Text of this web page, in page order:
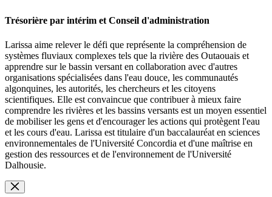
Trésorière par intérim et Conseil d'administration
Larissa aime relever le défi que représente la compréhension de
systèmes fluviaux complexes tels que la rivière des Outaouais et
apprendre sur le bassin versant en collaboration avec d'autres
organisations spécialisées dans l'eau douce, les communautés
algonquines, les autorités, les chercheurs et les citoyens
scientifiques. Elle est convaincue que contribuer à mieux faire
comprendre les rivières et les bassins versants est un moyen essentiel
de mobiliser les gens et d'encourager les actions qui protègent l'eau
et les cours d'eau. Larissa est titulaire d'un baccalauréat en sciences
environnementales de l'Université Concordia et d'une maîtrise en
gestion des ressources et de l'environnement de l'Université
Dalhousie.